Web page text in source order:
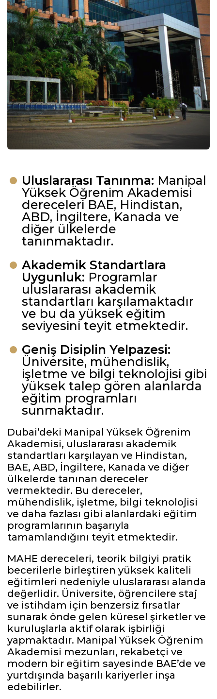
Uluslararası Tanınma: Manipal
Yüksek Öğrenim Akademisi
dereceleri BAE, Hindistan,
ABD, İngiltere, Kanada ve
diğer ülkelerde
tanınmaktadır.
Akademik Standartlara
Uygunluk: Programlar
uluslararası akademik
standartları karşılamaktadır
ve bu da yüksek eğitim
seviyesini teyit etmektedir.
Geniş Disiplin Yelpazesi:
Üniversite, mühendislik,
işletme ve bilgi teknolojisi gibi
yüksek talep gören alanlarda
eğitim programları
sunmaktadır.
Dubai’deki Manipal Yüksek Öğrenim
Akademisi, uluslararası akademik
standartları karşılayan ve Hindistan,
BAE, ABD, İngiltere, Kanada ve diğer
ülkelerde tanınan dereceler
vermektedir. Bu dereceler,
mühendislik, işletme, bilgi teknolojisi
ve daha fazlası gibi alanlardaki eğitim
programlarının başarıyla
tamamlandığını teyit etmektedir.
MAHE dereceleri, teorik bilgiyi pratik
becerilerle birleştiren yüksek kaliteli
eğitimleri nedeniyle uluslararası alanda
değerlidir. Üniversite, öğrencilere staj
ve istihdam için benzersiz fırsatlar
sunarak önde gelen küresel şirketler ve
kuruluşlarla aktif olarak işbirliği
yapmaktadır. Manipal Yüksek Öğrenim
Akademisi mezunları, rekabetçi ve
modern bir eğitim sayesinde BAE’de ve
yurtdışında başarılı kariyerler inşa
edebilirler.